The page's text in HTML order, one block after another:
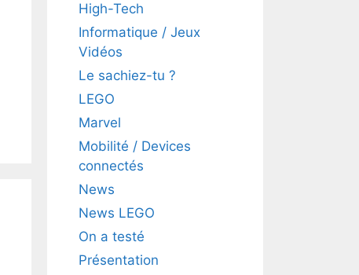
High-Tech
Informatique / Jeux
Vidéos
Le sachiez-tu ?
LEGO
Marvel
Mobilité / Devices
connectés
News
News LEGO
On a testé
Présentation